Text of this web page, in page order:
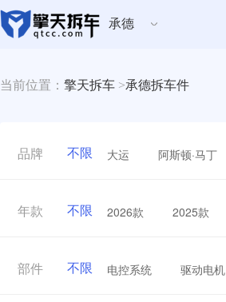
承德
当前位置： 擎天拆车 >承德拆车件
品牌 不限 大运 阿斯顿·马丁
年款 不限 2026款 2025款
部件 不限 电控系统 驱动电机